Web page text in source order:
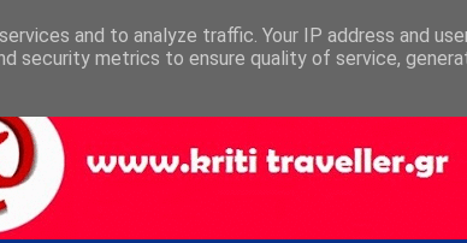
and to analyze traffic. Your IP address and
security metrics to ensure quality of service,